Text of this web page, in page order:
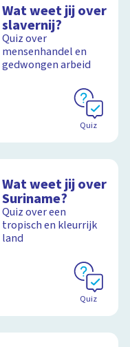
Wat weet jij over
slavernij?
Quiz over
mensenhandel en
gedwongen arbeid
Quiz
Wat weet jij over
Suriname?
Quiz over een
tropisch en kleurrijk
land
Quiz